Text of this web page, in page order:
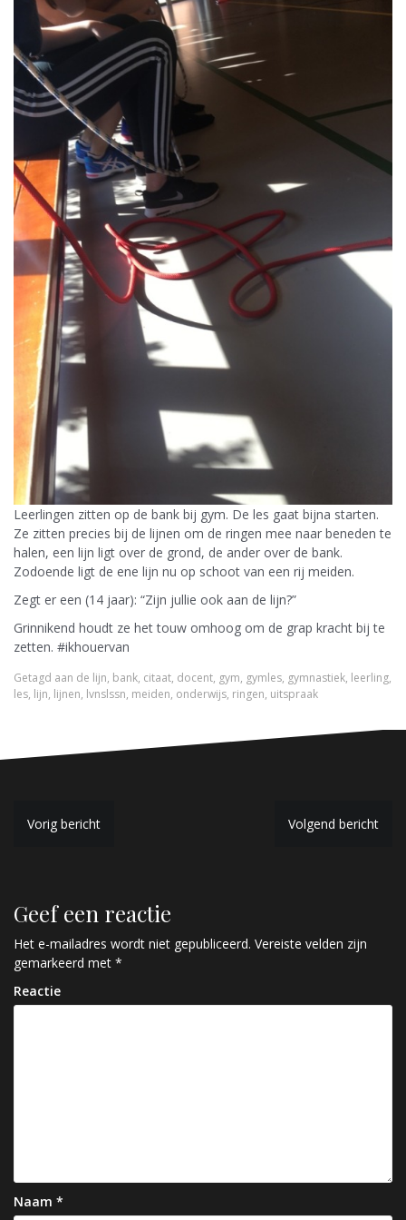
Leerlingen zitten op de bank bij gym. De les gaat bijna starten.
Ze zitten precies bij de lijnen om de ringen mee naar beneden te
halen, een lijn ligt over de grond, de ander over de bank.
Zodoende ligt de ene lijn nu op schoot van een rij meiden.
Zegt er een (14 jaar): “Zijn jullie ook aan de lijn?”
Grinnikend houdt ze het touw omhoog om de grap kracht bij te
zetten. #ikhouervan
Getagd aan de lijn, bank, citaat, docent, gym, gymles, gymnastiek, leerling,
les, lijn, lijnen, lvnslssn, meiden, onderwijs, ringen, uitspraak
B
i
c
h
t
a
Vorig bericht Volgend bericht
Geef een reactie
Het e-mailadres wordt niet gepubliceerd. Vereiste velden zijn
gemarkeerd met *
Reactie
Naam *